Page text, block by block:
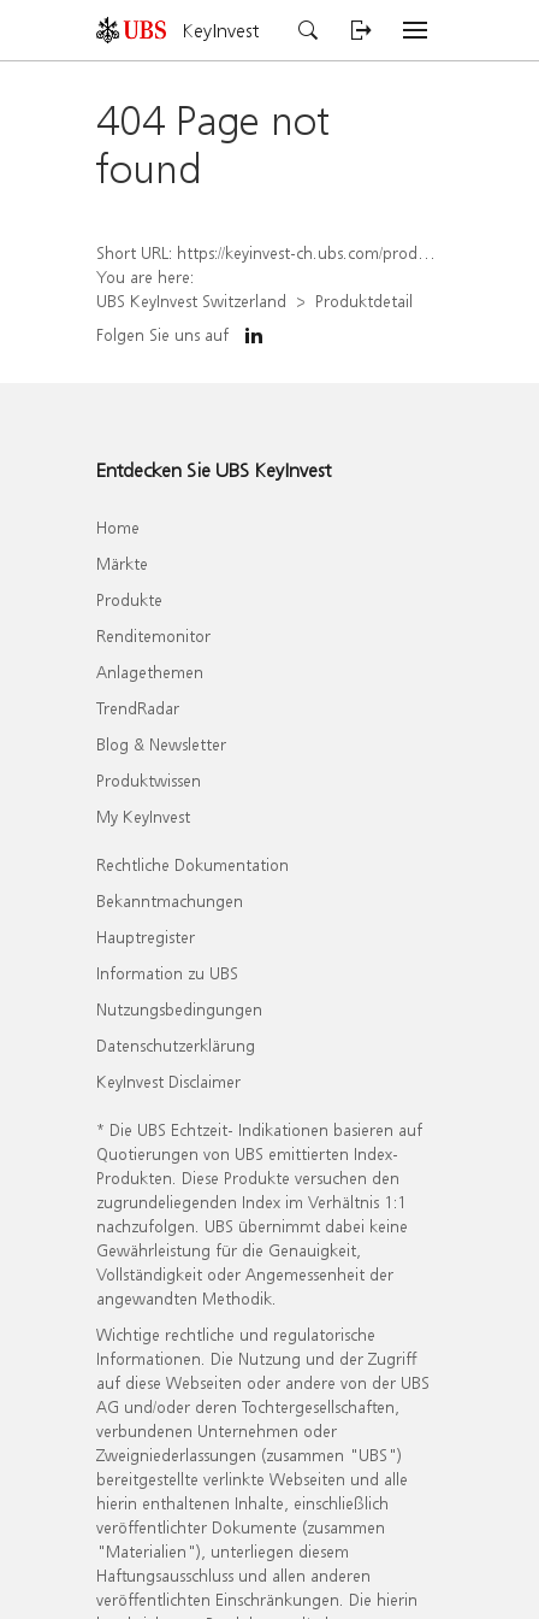
KeyInvest
404 Page not
found
Short URL: https://keyinvest-ch.ubs.com/produkt/detail/index/isin/CH1578824554
You are here:
UBS KeyInvest Switzerland
Produktdetail
Folgen Sie uns auf
Entdecken Sie UBS KeyInvest
Home
Märkte
Produkte
Renditemonitor
Anlagethemen
TrendRadar
Blog & Newsletter
Produktwissen
My KeyInvest
Rechtliche Dokumentation
Bekanntmachungen
Hauptregister
Information zu UBS
Nutzungsbedingungen
Datenschutzerklärung
KeyInvest Disclaimer
* Die UBS Echtzeit- Indikationen basieren auf
Quotierungen von UBS emittierten Index-
Produkten. Diese Produkte versuchen den
zugrundeliegenden Index im Verhältnis 1:1
nachzufolgen. UBS übernimmt dabei keine
Gewährleistung für die Genauigkeit,
Vollständigkeit oder Angemessenheit der
angewandten Methodik.
Wichtige rechtliche und regulatorische
Informationen. Die Nutzung und der Zugriff
auf diese Webseiten oder andere von der UBS
AG und/oder deren Tochtergesellschaften,
verbundenen Unternehmen oder
Zweigniederlassungen (zusammen "UBS")
bereitgestellte verlinkte Webseiten und alle
hierin enthaltenen Inhalte, einschließlich
veröffentlichter Dokumente (zusammen
"Materialien"), unterliegen diesem
Haftungsausschluss und allen anderen
veröffentlichten Einschränkungen. Die hierin